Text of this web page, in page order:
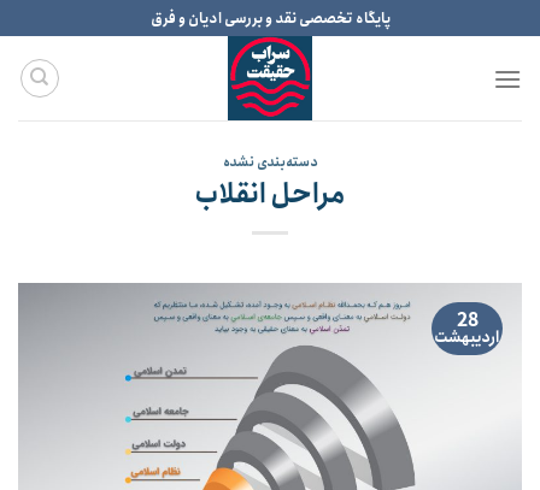
to
content
پایگاه تخصصی نقد و بررسی ادیان و فرق
دسته‌بندی نشده
مراحل انقلاب
28
اردیبهشت